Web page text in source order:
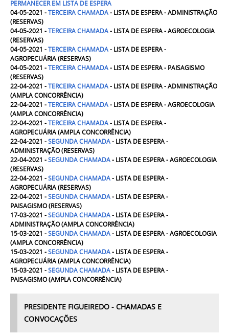
PERMANECER EM LISTA DE ESPERA
04-05-2021 -TERCEIRACHAMADA- LISTA DE ESPERA - ADMINISTRAÇÃO
(RESERVAS)
04-05-2021 -TERCEIRACHAMADA- LISTA DE ESPERA - AGROECOLOGIA
(RESERVAS)
04-05-2021 -TERCEIRACHAMADA- LISTA DE ESPERA -
AGROPECUÁRIA(RESERVAS)
04-05-2021 -TERCEIRACHAMADA- LISTA DE ESPERA - PAISAGISMO
(RESERVAS)
22-04-2021 -TERCEIRACHAMADA- LISTA DE ESPERA - ADMINISTRAÇÃO
(AMPLA CONCORRÊNCIA)
22-04-2021 -TERCEIRACHAMADA- LISTA DE ESPERA - AGROECOLOGIA
(AMPLA CONCORRÊNCIA)
22-04-2021 -TERCEIRACHAMADA- LISTA DE ESPERA -
AGROPECUÁRIA(AMPLA CONCORRÊNCIA)
22-04-2021 -SEGUNDACHAMADA- LISTA DE ESPERA -
ADMINISTRAÇÃO (RESERVAS)
22-04-2021 -SEGUNDACHAMADA- LISTA DE ESPERA - AGROECOLOGIA
(RESERVAS)
22-04-2021 -SEGUNDACHAMADA- LISTA DE ESPERA -
AGROPECUÁRIA(RESERVAS)
22-04-2021 -SEGUNDACHAMADA- LISTA DE ESPERA -
PAISAGISMO(RESERVAS)
17-03-2021 -SEGUNDACHAMADA- LISTA DE ESPERA -
ADMINISTRAÇÃO (AMPLA CONCORRÊNCIA)
15-03-2021 -SEGUNDACHAMADA- LISTA DE ESPERA - AGROECOLOGIA
(AMPLA CONCORRÊNCIA)
15-03-2021 -SEGUNDACHAMADA- LISTA DE ESPERA -
AGROPECUÁRIA(AMPLA CONCORRÊNCIA)
15-03-2021 -SEGUNDACHAMADA- LISTA DE ESPERA -
PAISAGISMO(AMPLA CONCORRÊNCIA)
PRESIDENTE FIGUEIREDO - CHAMADAS E
CONVOCAÇÕES